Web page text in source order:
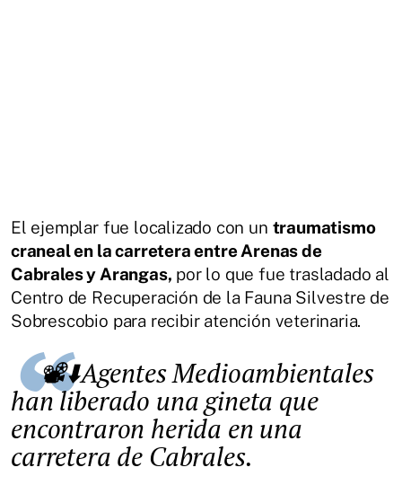
El ejemplar fue localizado con un traumatismo
craneal en la carretera entre Arenas de
Cabrales y Arangas, por lo que fue trasladado al
Centro de Recuperación de la Fauna Silvestre de
Sobrescobio para recibir atención veterinaria.
📽️⬇️Agentes Medioambientales
han liberado una gineta que
encontraron herida en una
carretera de Cabrales.